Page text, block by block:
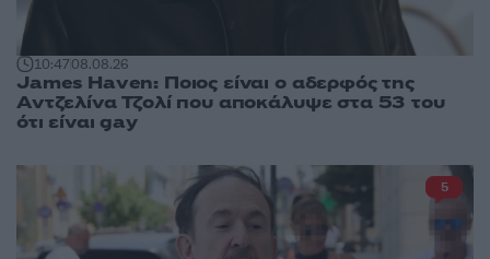
10:4708.08.26
James Haven: Ποιος είναι ο αδερφός της
Αντζελίνα Τζολί που αποκάλυψε στα 53 του
ότι είναι gay
5